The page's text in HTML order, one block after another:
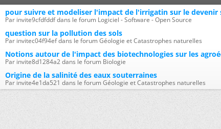
pour suivre et modeliser l'impact de l'irrigatin sur le devenir
Par invite9cfdfddf dans le forum Logiciel - Software - Open Source
question sur la pollution des sols
Par invitec04f94ef dans le forum Géologie et Catastrophes naturelles
Notions autour de l'impact des biotechnologies sur les
Par invite8d1284a2 dans le forum Biologie
Origine de la salinité des eaux souterraines
Par invite4e1da521 dans le forum Géologie et Catastrophes naturelles